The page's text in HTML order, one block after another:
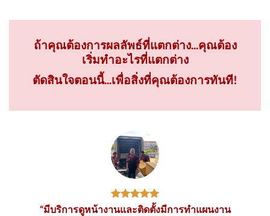
ถ้าคุณต้องการผลลัพธ์ที่แตกต่าง...คุณต้อง
เริ่มทำอะไรที่แตกต่าง
ตัดสินใจตอนนี้...เพื่อสิ่งที่คุณต้องการทันที!
“มีบริการดูหน้างานและติดตั้งมีการทำแผนงาน